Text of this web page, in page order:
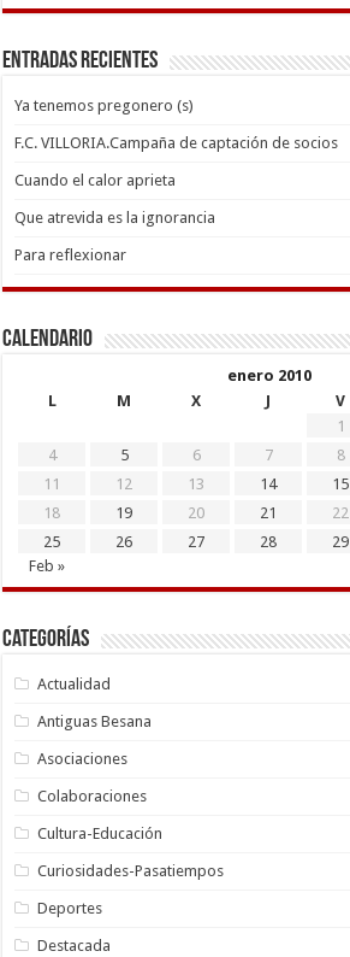
Entradas recientes
Ya tenemos pregonero (s)
F.C. VILLORIA.Campaña de captación de socios
Cuando el calor aprieta
Que atrevida es la ignorancia
Para reflexionar
Calendario
enero 2010
L
M X J V
1
4
5 6 7 8
11
12 13 14 15
18
19 20 21 22
25
26 27 28 29
Feb »
Categorías
Actualidad
Antiguas Besana
Asociaciones
Colaboraciones
Cultura-Educación
Curiosidades-Pasatiempos
Deportes
Destacada